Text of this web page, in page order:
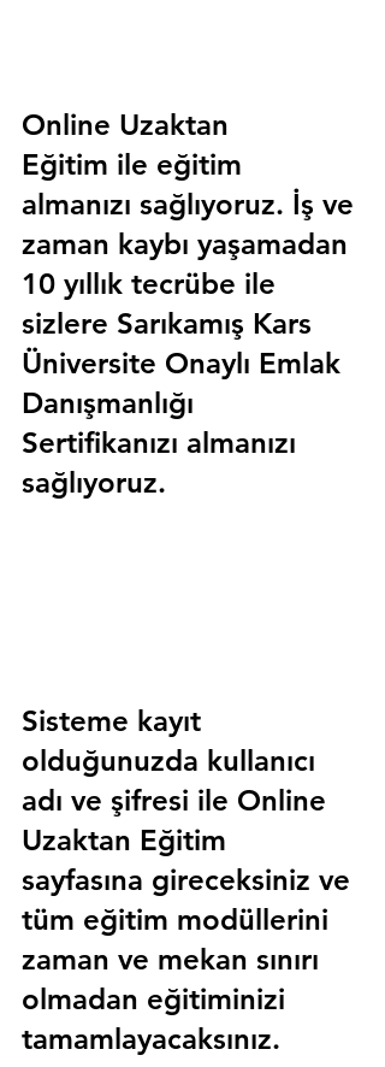
Online Uzaktan
Eğitim ile eğitim
almanızı sağlıyoruz. İş ve
zaman kaybı yaşamadan
10 yıllık tecrübe ile
sizlere Sarıkamış Kars
Üniversite Onaylı Emlak
Danışmanlığı
Sertifikanızı almanızı
sağlıyoruz.
Sisteme kayıt
olduğunuzda kullanıcı
adı ve şifresi ile Online
Uzaktan Eğitim
sayfasına gireceksiniz ve
tüm eğitim modüllerini
zaman ve mekan sınırı
olmadan eğitiminizi
tamamlayacaksınız.